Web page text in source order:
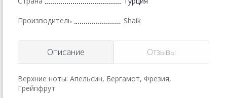
Производитель Shaik
Описание Отзывы
Верхние ноты: Апельсин, Бергамот, Фрезия,
Грейпфрут